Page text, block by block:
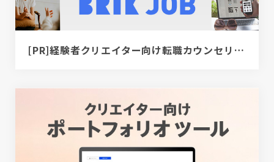
[PR]経験者クリエイター向け転職カウンセリング｜デザイナー / ディレクター / エンジニア